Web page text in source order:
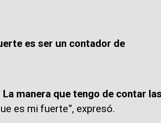
es ser un contador de
La manera que tengo de contar las
es mi fuerte”, expresó.